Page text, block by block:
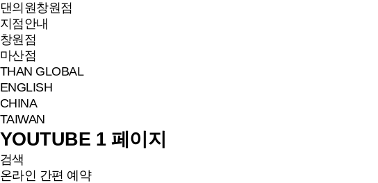
댄의원창원점
지점안내
창원점
마산점
THAN GLOBAL
ENGLISH
CHINA
TAIWAN
YOUTUBE 1 페이지
검색
온라인 간편 예약